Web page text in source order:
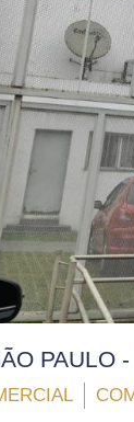
PAULO